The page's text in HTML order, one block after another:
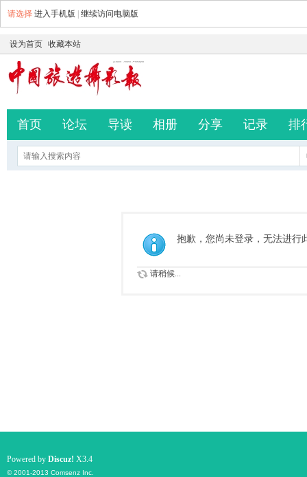
请选择 进入手机版 继续访问电脑版
设为首页 收藏本站
首页 论坛 导读 相册 分享 记录 排
抱歉，您尚未登录，无法进行
请稍候...
Powered by Discuz! X3.4
© 2001-2013 Comsenz Inc.